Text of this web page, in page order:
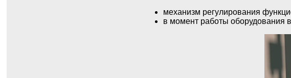
механизм регулирования
в момент работы оборудования